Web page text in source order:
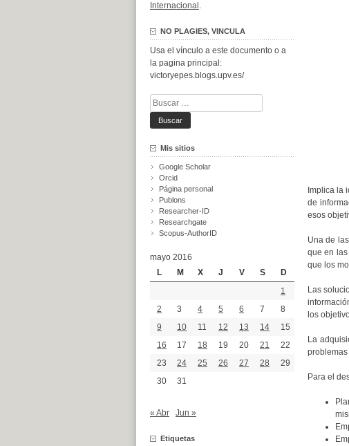
Implica la
de
esos
Una de
que en
que los
Las
los
La
Para el
Internacional .
NO PLAGIES, VINCULA
Usa el vínculo a este documento o a
la pagina principal:
victoryepes.blogs.upv.es/
Buscar:
Mis sitios
Google Scholar
Orcid
Página personal
Publons
Researcher-ID
Researchgate
Scopus-AuthorID
mayo 2016
L
M X J V S
D
1
2
3 4 5 6 7
8
9
10 11 12 13 14
15
16
17 18 19 20 21
22
23
24 25 26 27 28
29
30
31
« Abr Jun »
Etiquetas